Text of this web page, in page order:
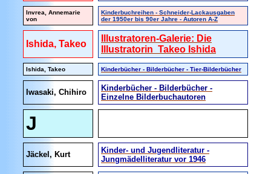
Invrea, Annemarie
von
Kinderbuchreihen - Schneider-Lackausgaben
der 1950er bis 90er Jahre - Autoren A-Z
Ishida, Takeo
Illustratoren-Galerie: Die
Illustratorin Takeo Ishida
Ishida, Takeo Kinderbücher - Bilderbücher - Tier-Bilderbücher
Iwasaki, Chihiro
Kinderbücher - Bilderbücher -
Einzelne Bilderbuchautoren
J
Jäckel, Kurt
Kinder- und Jugendliteratur -
Jungmädelliteratur vor 1946